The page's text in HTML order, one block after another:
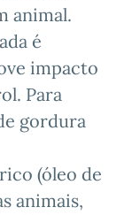
animal.
é
impacto
Para
gordura
(óleo de
animais,